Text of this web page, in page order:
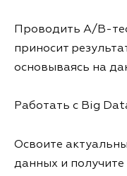
Проводить A/B-
приносит
основываясь на
Работать с Big
Освоите
данных и получите